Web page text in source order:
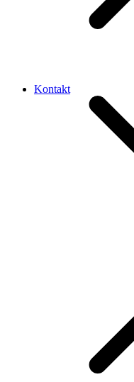
Kontakt